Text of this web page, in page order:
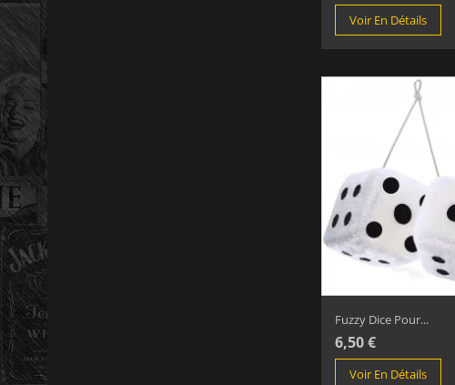
Voir En Détails
Fuzzy Dice Pour...
6,50 €
Voir En Détails